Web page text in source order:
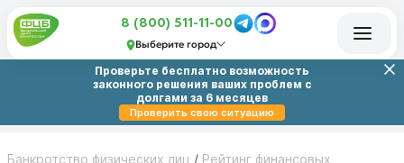
8 (800) 511-11-00
Выберите город
Проверьте бесплатно возможность
законного решения ваших проблем с
долгами за 6 месяцев
Проверить свою ситуацию
Банкротство физических лиц / Рейтинг финансовых